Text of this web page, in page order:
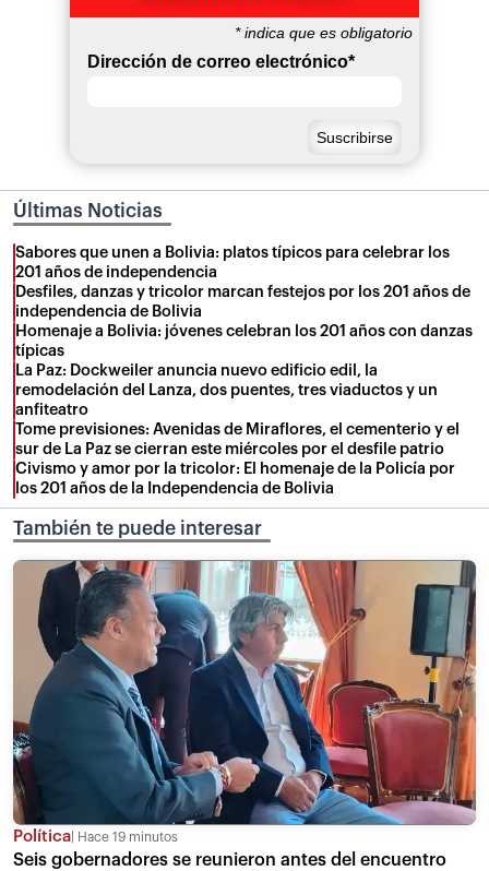
*indica que es obligatorio
Dirección de correo electrónico*
Últimas Noticias
Sabores que unen a Bolivia: platos típicos para celebrar los
201 años de independencia
Desfiles, danzas y tricolor marcan festejos por los 201 años de
independencia de Bolivia
Homenaje a Bolivia: jóvenes celebran los 201 años con danzas
típicas
La Paz: Dockweiler anuncia nuevo edificio edil, la
remodelación del Lanza, dos puentes, tres viaductos y un
anfiteatro
Tome previsiones: Avenidas de Miraflores, el cementerio y el
sur de La Paz se cierran este miércoles por el desfile patrio
Civismo y amor por la tricolor: El homenaje de la Policía por
los 201 años de la Independencia de Bolivia
También te puede interesar
Política Hace 19 minutos
Seis gobernadores se reunieron antes del encuentro